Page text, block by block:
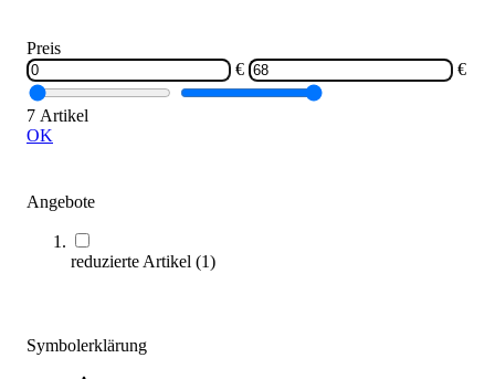
Preis
€
€
7 Artikel
OK
Angebote
reduzierte Artikel (1)
Symbolerklärung
Schwimmabzeichen Kroko
1,70 €
Zum Produkt